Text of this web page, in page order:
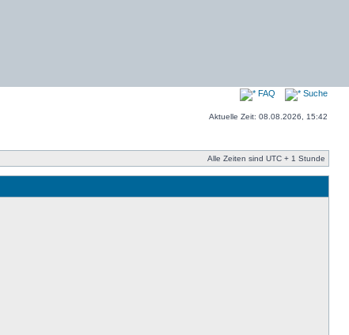
FAQ Suche
Aktuelle Zeit: 08.08.2026, 15:42
Alle Zeiten sind UTC + 1 Stunde